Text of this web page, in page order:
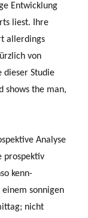
Entwicklung
liest. Ihre
allerdings
von
dieser Studie
shows the man,
Analyse
prospektiv
kenn­
sonnigen
nicht